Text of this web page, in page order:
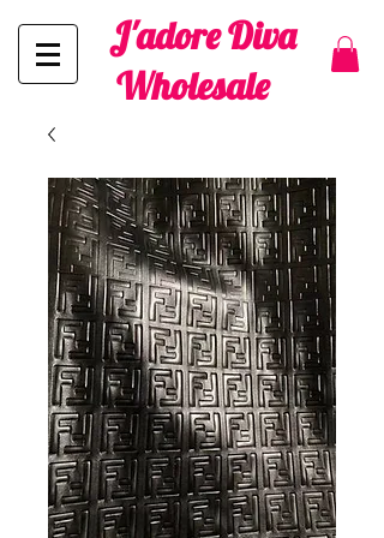
J'adore Diva
Wholesale